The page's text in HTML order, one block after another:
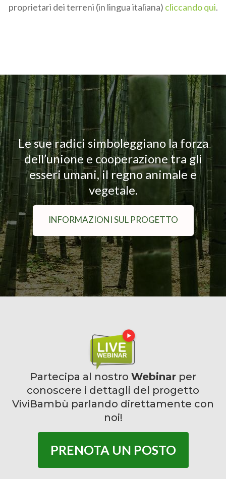
proprietari dei terreni (in lingua italiana) cliccando qui.
Le sue radici simboleggiano la forza
dell’unione e cooperazione tra gli
esseri umani, il regno animale e
vegetale.
INFORMAZIONI SUL PROGETTO
Partecipa al nostro Webinarper
conoscere i dettagli del progetto
ViviBambù parlando direttamente con
noi!
PRENOTA UN POSTO